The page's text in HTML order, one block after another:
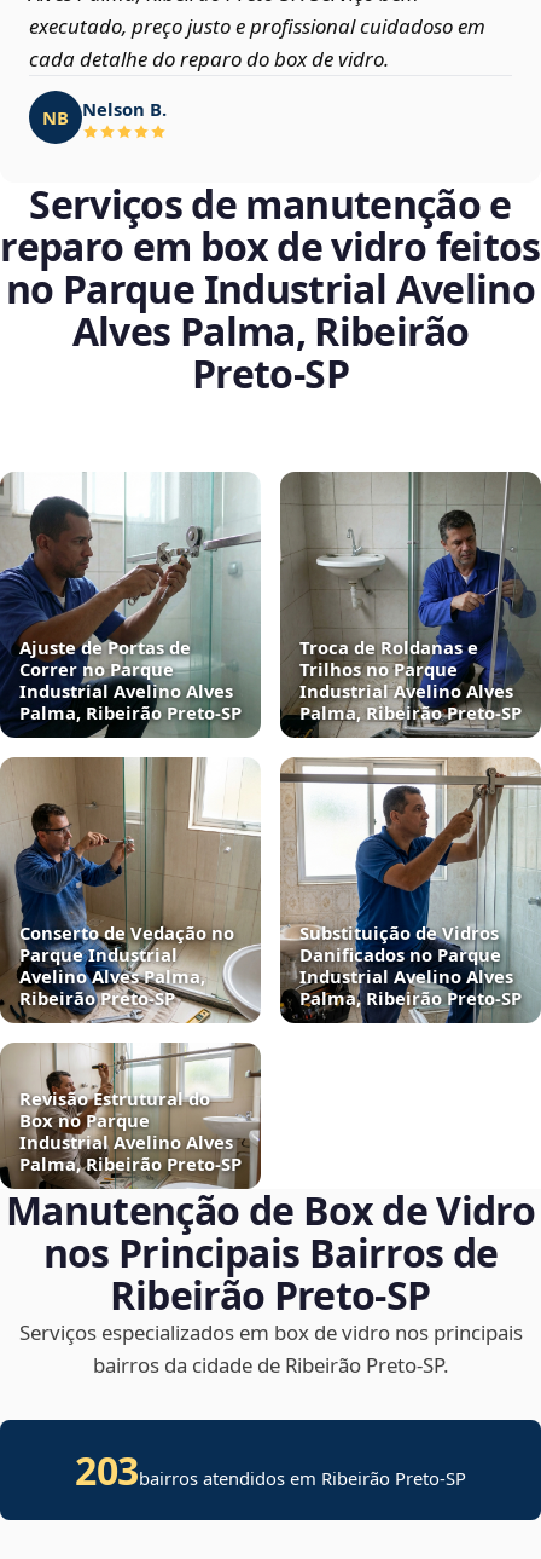
executado, preço justo e profissional cuidadoso em
cada detalhe do reparo do box de vidro.
NB Nelson B.
Serviços de manutenção e
reparo em box de vidro feitos
no Parque Industrial Avelino
Alves Palma, Ribeirão
Preto‑SP
Ajuste de Portas de
Correr no Parque
Industrial Avelino Alves
Palma, Ribeirão Preto‑SP
Troca de Roldanas e
Trilhos no Parque
Industrial Avelino Alves
Palma, Ribeirão Preto‑SP
Conserto de Vedação no
Parque Industrial
Avelino Alves Palma,
Ribeirão Preto‑SP
Substituição de Vidros
Danificados no Parque
Industrial Avelino Alves
Palma, Ribeirão Preto‑SP
Revisão Estrutural do
Box no Parque
Industrial Avelino Alves
Palma, Ribeirão Preto‑SP
Manutenção de Box de Vidro
nos Principais Bairros de
Ribeirão Preto‑SP
Serviços especializados em box de vidro nos principais
bairros da cidade de Ribeirão Preto‑SP.
203bairros atendidos em Ribeirão Preto-SP